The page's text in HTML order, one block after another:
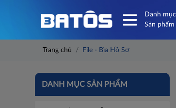
Danh mục
Sản phẩm
Trang chủ File - Bìa Hồ Sơ
DANH MỤC SẢN PHẨM